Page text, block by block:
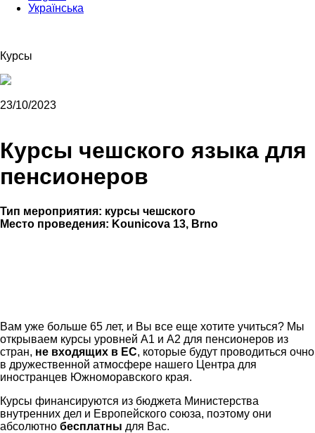
Українська
Курсы
23/10/2023
Курсы чешского языка для
пенсионеров
Тип мероприятия: курсы чешского
Место проведения: Kounicova 13, Brno
Вам уже больше 65 лет, и Вы все еще хотите учиться? Мы
открываем курсы уровней A1 и A2 для пенсионеров из
стран, не входящих в ЕС, которые будут проводиться очно
в дружественной атмосфере нашего Центра для
иностранцев Южноморавского края.
Курсы финансируются из бюджета Министерства
внутренних дел и Европейского союза, поэтому они
абсолютно бесплатны для Вас.